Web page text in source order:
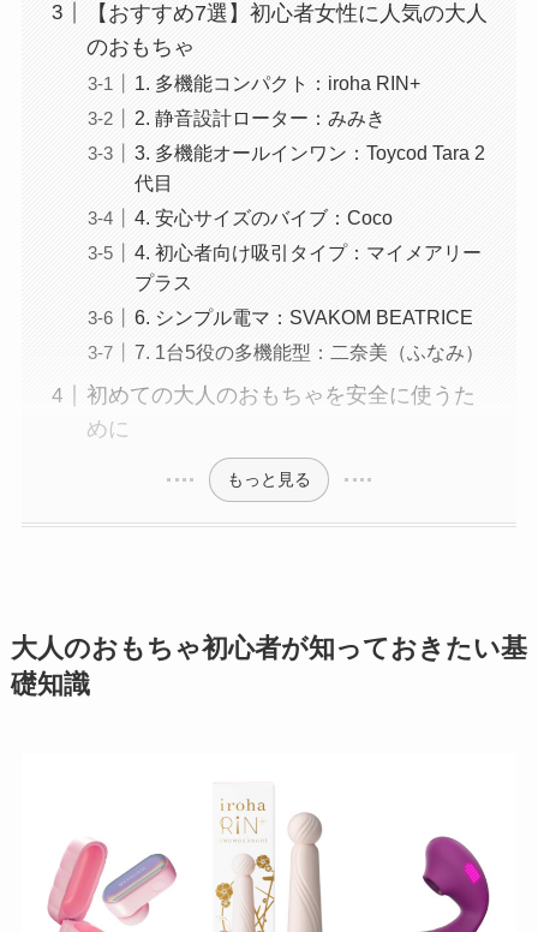
【おすすめ7選】初心者女性に人気の大人
のおもちゃ
1. 多機能コンパクト：iroha RIN+
2. 静音設計ローター：みみき
3. 多機能オールインワン：Toycod Tara 2
代目
4. 安心サイズのバイブ：Coco
4. 初心者向け吸引タイプ：マイメアリー
プラス
6. シンプル電マ：SVAKOM BEATRICE
7. 1台5役の多機能型：二奈美（ふなみ）
初めての大人のおもちゃを安全に使うた
めに
もっと見る
大人のおもちゃ初心者が知っておきたい基
礎知識